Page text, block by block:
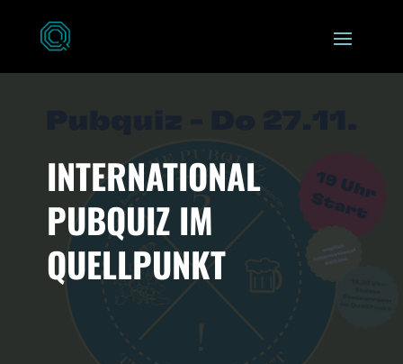
INTERNATIONAL
PUBQUIZ IM
QUELLPUNKT